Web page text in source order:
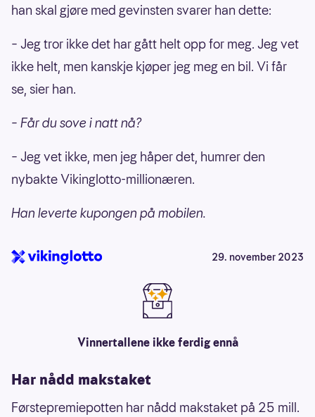
han skal gjøre med gevinsten svarer han dette:
– Jeg tror ikke det har gått helt opp for meg. Jeg vet
ikke helt, men kanskje kjøper jeg meg en bil. Vi får
se, sier han.
– Får du sove i natt nå?
– Jeg vet ikke, men jeg håper det, humrer den
nybakte Vikinglotto-millionæren.
Han leverte kupongen på mobilen.
29. november 2023
Vinnertallene ikke ferdig ennå
Har nådd makstaket
Førstepremiepotten har nådd makstaket på 25 mill.